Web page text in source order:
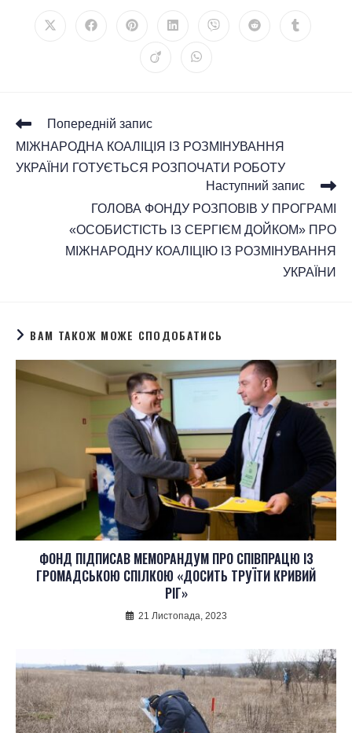
Попередній запис
МІЖНАРОДНА КОАЛІЦІЯ ІЗ РОЗМІНУВАННЯ
УКРАЇНИ ГОТУЄТЬСЯ РОЗПОЧАТИ РОБОТУ
Наступний запис
ГОЛОВА ФОНДУ РОЗПОВІВ У ПРОГРАМІ
«ОСОБИСТІСТЬ ІЗ СЕРГІЄМ ДОЙКОМ» ПРО
МІЖНАРОДНУ КОАЛІЦІЮ ІЗ РОЗМІНУВАННЯ
УКРАЇНИ
ВАМ ТАКОЖ МОЖЕ СПОДОБАТИСЬ
ФОНД ПІДПИСАВ МЕМОРАНДУМ ПРО СПІВПРАЦЮ ІЗ
ГРОМАДСЬКОЮ СПІЛКОЮ «ДОСИТЬ ТРУЇТИ КРИВИЙ
РІГ»
21 Листопада, 2023